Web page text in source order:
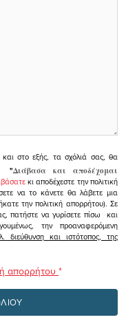
στο εξής, τα σχόλιά σας, θα
"Διάβασα και αποδέχομαι
κι αποδέχεστε την πολιτική
να το κάνετε θα λάβετε μια
την πολιτική απορρήτου). Σε
πατήστε να γυρίσετε πίσω και
την προαναφερόμενη
και ιστότοπος, της
απορρήτου *